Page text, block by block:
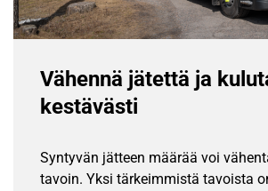
Vähennä jätettä ja
kestävästi
Syntyvän jätteen määrää voi
tavoin. Yksi tärkeimmistä tavoista